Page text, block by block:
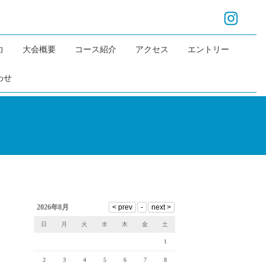
大会概要 コース紹介 アクセス エントリー
せ
2026年8月
日 月 火 水 木 金 土
1
2 3 4 5 6 7 8